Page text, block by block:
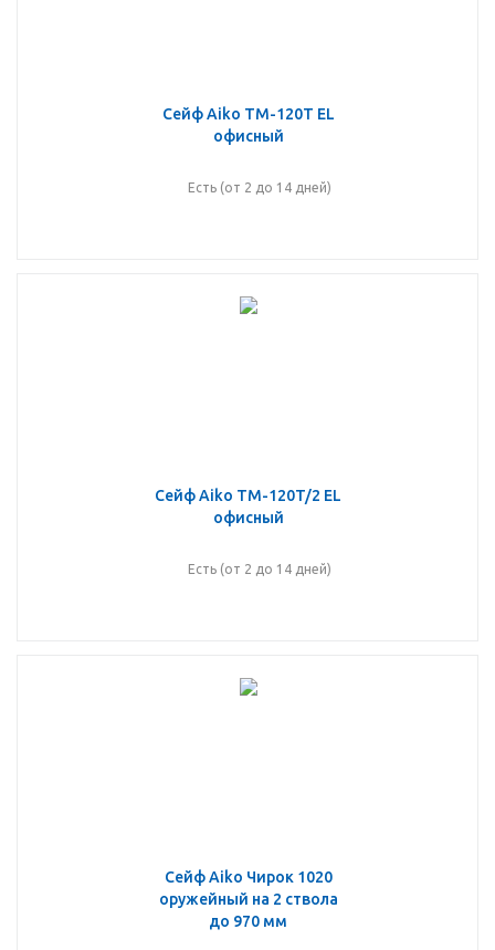
Сейф Aiko TM-120T EL
офисный
Есть (от 2 до 14 дней)
Сейф Aiko TM-120T/2 EL
офисный
Есть (от 2 до 14 дней)
Сейф Aiko Чирок 1020
оружейный на 2 ствола
до 970 мм